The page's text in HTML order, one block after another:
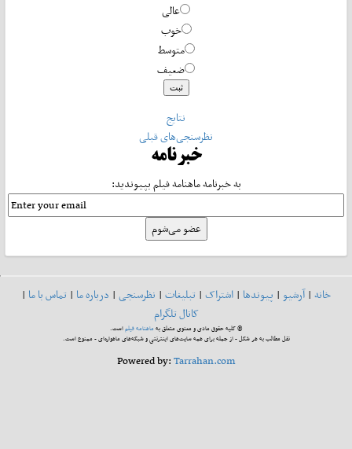
عالی
خوب
متوسط
ضعیف
نتایج
نظرسنجی‌های قبلی
خبرنامه
به خبرنامه ماهنامه فیلم بپیوندید:
خانه|آرشیو| پیوندها| اشتراک| تبلیغات| نظرسنجی| درباره ما| تماس با ما|
کانال تلگرام
© کلیه حقوق مادی و معنوی متعلق بهماهنامه فیلماست.
نقل مطالب به هر شکل - از جمله برای همه سایت‌های اینترنتی و شبکه‌های ماهواره‌ای - ممنوع است.
Powered by:Tarrahan.com